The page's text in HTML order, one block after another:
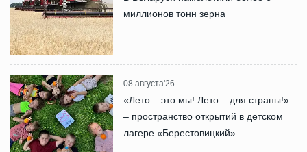
миллионов тонн зерна
08 августа'26
«Лето – это мы! Лето – для страны!»
– пространство открытий в детском
лагере «Берестовицкий»